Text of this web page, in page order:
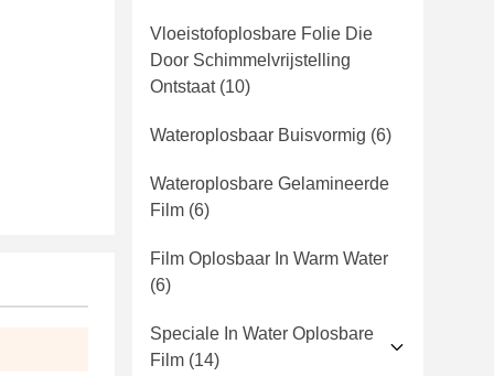
Vloeistofoplosbare Folie Die
Door Schimmelvrijstelling
Ontstaat(10)
Wateroplosbaar Buisvormig (6)
Wateroplosbare Gelamineerde
Film (6)
Film Oplosbaar In Warm Water
(6)
Speciale In Water Oplosbare
Film (14)